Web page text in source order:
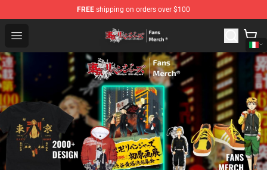
FREE shipping on orders over $100
Open menu
Tokyo Revengers Store - Official Tokyo Revengers